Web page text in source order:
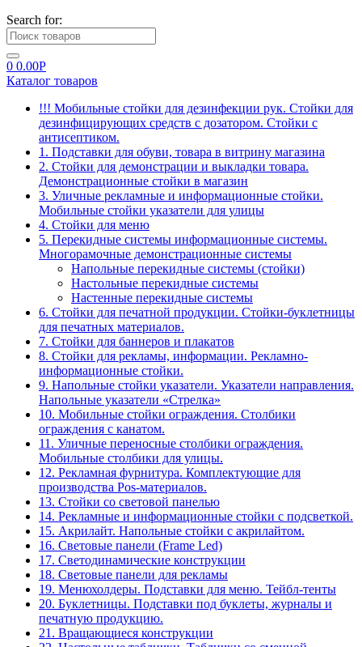
Search for:
0 0.00Р
Каталог товаров
!!! Мобильные стойки для дезинфекции рук. Стойки для
дезинфицирующих средств с дозатором. Стойки с
антисептиком.
1. Подставки для обуви, товара в витрину магазина
2. Стойки для демонстрации и выкладки товара.
Демонстрационные стойки в магазин
3. Уличные рекламные и информационные стойки.
Мобильные стойки указатели для улицы
4. Стойки для меню
5. Перекидные системы информационные системы.
Многорамочные демонстрационные системы
Напольные перекидные системы (стойки)
Настольные перекидные системы
Настенные перекидные системы
6. Стойки для печатной продукции. Стойки-буклетницы
для печатных материалов.
7. Стойки для баннеров и плакатов
8. Стойки для рекламы, информации. Рекламно-
информационные стойки.
9. Напольные стойки указатели. Указатели направления.
Напольные указатели «Стрелка»
10. Мобильные стойки ограждения. Столбики
ограждения с канатом.
11. Уличные переносные столбики ограждения.
Мобильные столбики для улицы.
12. Рекламная фурнитура. Комплектующие для
производства Pos-материалов.
13. Стойки со световой панелью
14. Рекламные и информационные стойки с подсветкой.
15. Акрилайт. Напольные стойки с акрилайтом.
16. Световые панели (Frame Led)
17. Светодинамические конструкции
18. Световые панели для рекламы
19. Менюхолдеры. Подставки для меню. Тейбл-тенты
20. Буклетницы. Подставки под буклеты, журналы и
печатную продукцию.
21. Вращающиеся конструкции